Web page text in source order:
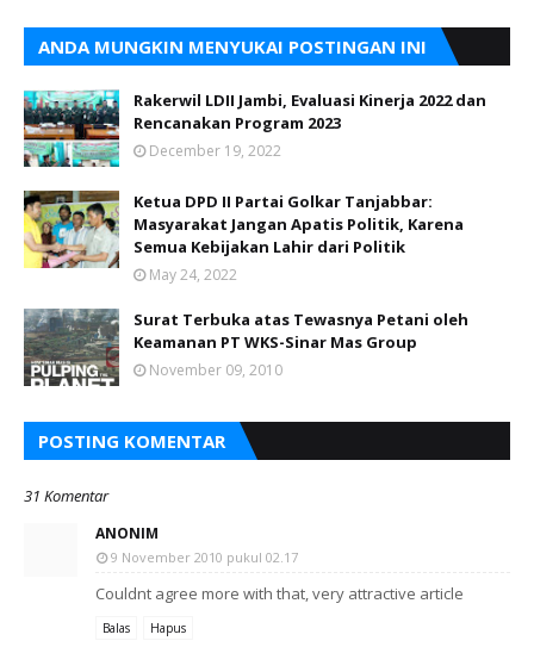
ANDA MUNGKIN MENYUKAI POSTINGAN INI
Rakerwil LDII Jambi, Evaluasi Kinerja 2022 dan
Rencanakan Program 2023
December 19, 2022
Ketua DPD II Partai Golkar Tanjabbar:
Masyarakat Jangan Apatis Politik, Karena
Semua Kebijakan Lahir dari Politik
May 24, 2022
Surat Terbuka atas Tewasnya Petani oleh
Keamanan PT WKS-Sinar Mas Group
November 09, 2010
POSTING KOMENTAR
31 Komentar
ANONIM
9 November 2010 pukul 02.17
Couldnt agree more with that, very attractive article
Balas Hapus